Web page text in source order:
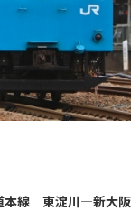
本線 東淀川―新大阪